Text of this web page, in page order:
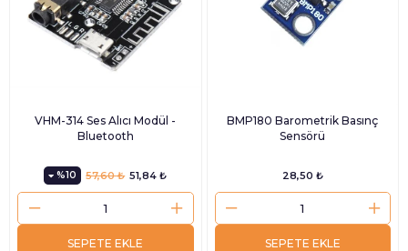
VHM-314 Ses Alıcı Modül -
Bluetooth
%10 51,84 ₺
57,60 ₺
SEPETE EKLE
BMP180 Barometrik Basınç
Sensörü
28,50 ₺
SEPETE EKLE